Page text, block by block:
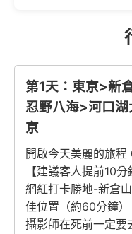
第1天：東京>新
忍野八海>河口
京
開啟今天美麗的旅
【建議客人提前10
網紅打卡勝地-新倉
佳位置（約60分鐘
攝影師在死前一定要